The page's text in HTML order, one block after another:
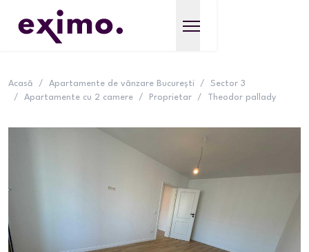
Acasă / Apartamente de vânzare București /
Sector 3
/
Apartamente cu 2 camere / Proprietar / Theodor pallady